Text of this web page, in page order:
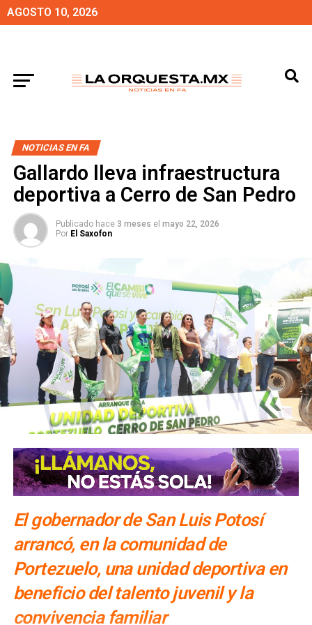
AGOSTO 10, 2026
NOTICIAS EN FA
Gallardo lleva infraestructura
deportiva a Cerro de San Pedro
Publicado hace 3 meses el mayo 22, 2026
Por El Saxofon
El gobernador de San Luis Potosí
arrancó, en la comunidad de
Portezuelo, una unidad deportiva en
beneficio del talento juvenil y la
convivencia familiar